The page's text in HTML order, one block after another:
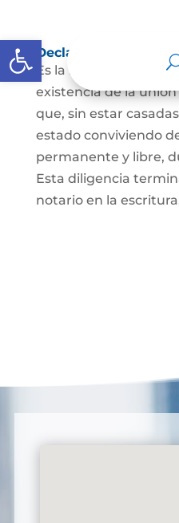
Abrir barra de
Declaración de
Es la manifestación
existencia de la
que, sin estar
estado conviviendo
permanente y libre,
Esta diligencia
notario en la